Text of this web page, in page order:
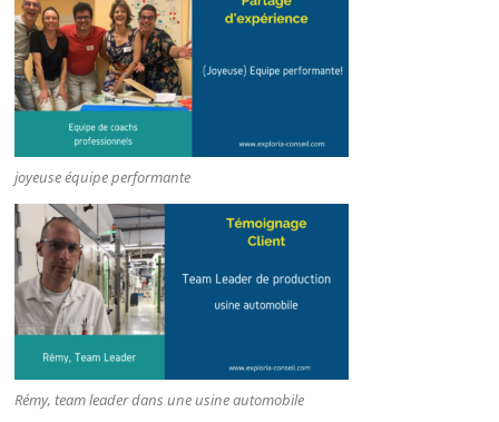
joyeuse équipe performante
Rémy, team leader dans une usine automobile